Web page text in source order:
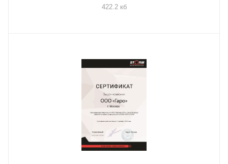
422.2 кб